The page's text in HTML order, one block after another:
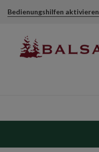
Bedienungshilfen aktivieren